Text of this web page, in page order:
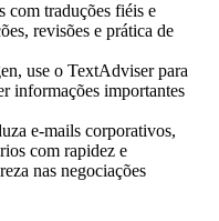
com traduções fiéis e
revisões e prática de
use o TextAdviser para
informações importantes
e-mails corporativos,
com rapidez e
nas negociações